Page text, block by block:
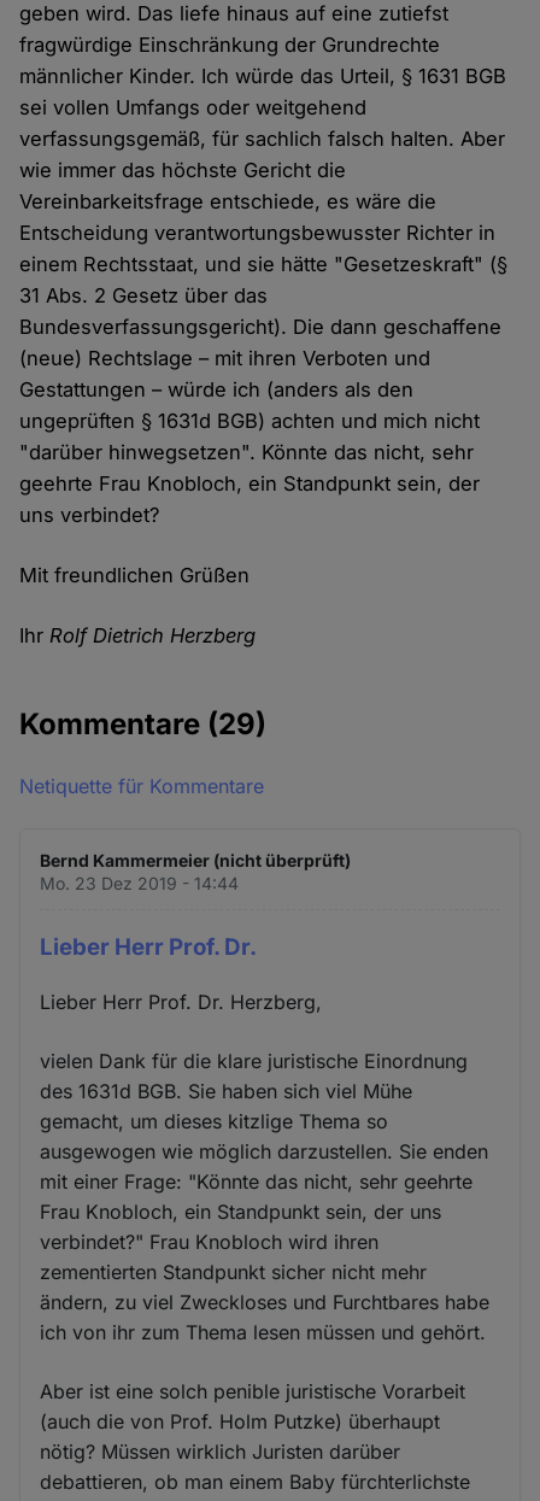
geben wird. Das liefe hinaus auf eine zutiefst
fragwürdige Einschränkung der Grundrechte
männlicher Kinder. Ich würde das Urteil, § 1631 BGB
sei vollen Umfangs oder weitgehend
verfassungsgemäß, für sachlich falsch halten. Aber
wie immer das höchste Gericht die
Vereinbarkeitsfrage entschiede, es wäre die
Entscheidung verantwortungsbewusster Richter in
einem Rechtsstaat, und sie hätte "Gesetzeskraft" (§
31 Abs. 2 Gesetz über das
Bundesverfassungsgericht). Die dann geschaffene
(neue) Rechtslage – mit ihren Verboten und
Gestattungen – würde ich (anders als den
ungeprüften § 1631d BGB) achten und mich nicht
"darüber hinwegsetzen". Könnte das nicht, sehr
geehrte Frau Knobloch, ein Standpunkt sein, der
uns verbindet?
Mit freundlichen Grüßen
IhrRolf Dietrich Herzberg
Kommentare (29)
Netiquette für Kommentare
Bernd Kammermeier (nicht überprüft)
Mo. 23 Dez 2019 - 14:44
Lieber Herr Prof. Dr.
Lieber Herr Prof. Dr. Herzberg,
vielen Dank für die klare juristische Einordnung
des 1631d BGB. Sie haben sich viel Mühe
gemacht, um dieses kitzlige Thema so
ausgewogen wie möglich darzustellen. Sie enden
mit einer Frage: "Könnte das nicht, sehr geehrte
Frau Knobloch, ein Standpunkt sein, der uns
verbindet?" Frau Knobloch wird ihren
zementierten Standpunkt sicher nicht mehr
ändern, zu viel Zweckloses und Furchtbares habe
ich von ihr zum Thema lesen müssen und gehört.
Aber ist eine solch penible juristische Vorarbeit
(auch die von Prof. Holm Putzke) überhaupt
nötig? Müssen wirklich Juristen darüber
debattieren, ob man einem Baby fürchterlichste